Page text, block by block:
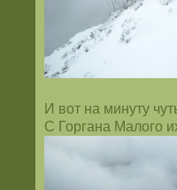
И вот на минуту
С Горгана Малого